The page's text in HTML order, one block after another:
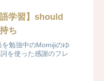
学習】should
ち
を勉強中のMomijiのゆ
を使った感謝のフレ